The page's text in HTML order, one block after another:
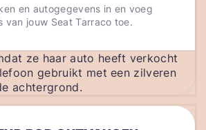
en autogegevens in en voeg
van jouw Seat Tarraco toe.